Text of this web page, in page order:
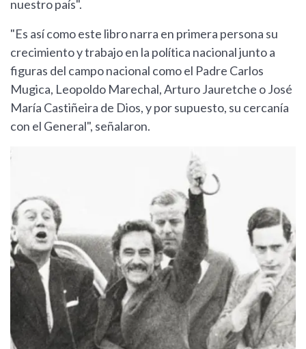
nuestro país".
"Es así como este libro narra en primera persona su
crecimiento y trabajo en la política nacional junto a
figuras del campo nacional como el Padre Carlos
Mugica, Leopoldo Marechal, Arturo Jauretche o José
María Castiñeira de Dios, y por supuesto, su cercanía
con el General", señalaron.